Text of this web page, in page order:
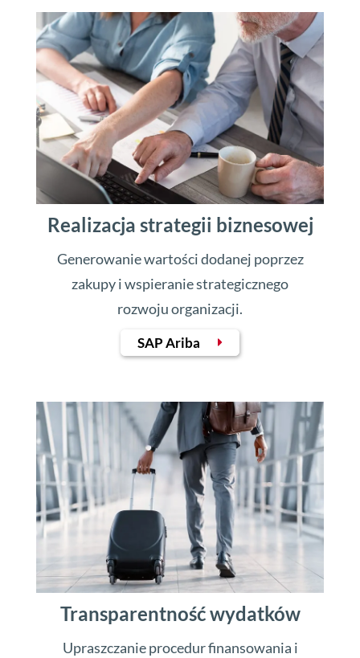
Realizacja strategii biznesowej
Generowanie wartości dodanej poprzez
zakupy i wspieranie strategicznego
rozwoju organizacji.
SAP Ariba
Transparentność wydatków
Upraszczanie procedur finansowania i